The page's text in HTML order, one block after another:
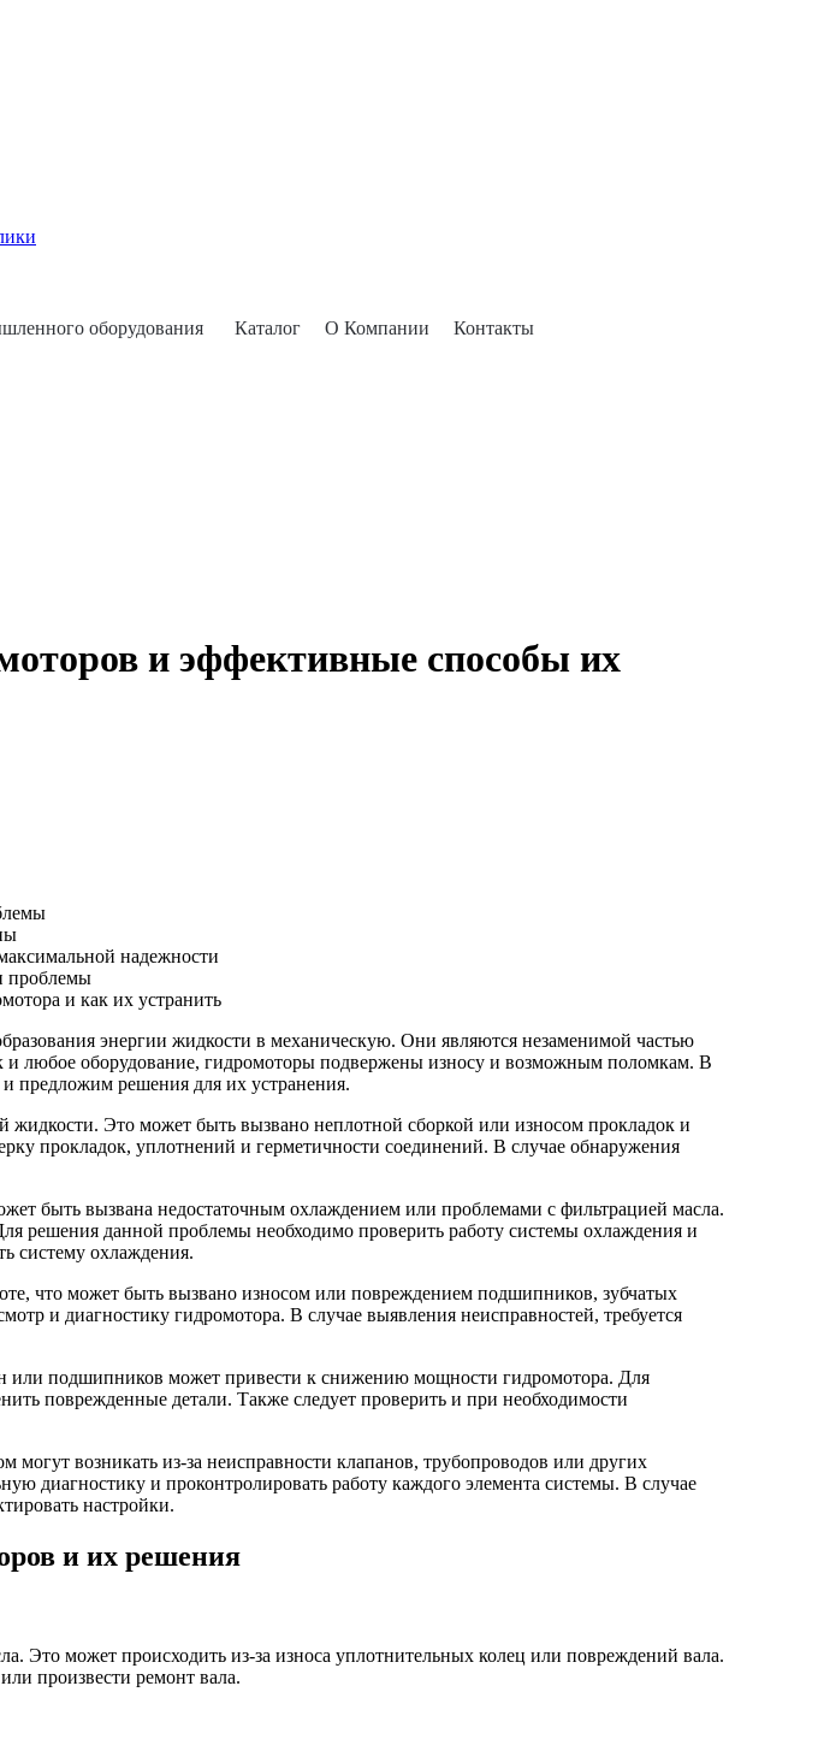
оборудования Каталог О Компании Контакты
и эффективные способы их
надежности
проблемы
и как их устранить
энергии жидкости в механическую. Они являются незаменимой частью
и любое оборудование, гидромоторы подвержены износу и возможным поломкам. В
предложим решения для их устранения.
жидкости. Это может быть вызвано неплотной сборкой или износом прокладок и
прокладок, уплотнений и герметичности соединений. В случае обнаружения
быть вызвана недостаточным охлаждением или проблемами с фильтрацией масла.
решения данной проблемы необходимо проверить работу системы охлаждения и
систему охлаждения.
что может быть вызвано износом или повреждением подшипников, зубчатых
и диагностику гидромотора. В случае выявления неисправностей, требуется
или подшипников может привести к снижению мощности гидромотора. Для
поврежденные детали. Также следует проверить и при необходимости
возникать из-за неисправности клапанов, трубопроводов или других
диагностику и проконтролировать работу каждого элемента системы. В случае
настройки.
и их решения
Это может происходить из-за износа уплотнительных колец или повреждений вала.
произвести ремонт вала.